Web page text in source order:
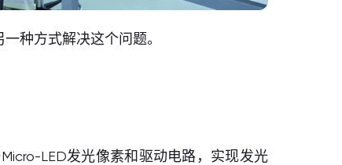
种方式解决这个问题。
LED发光像素和驱动电路，实现发光